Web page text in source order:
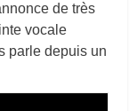
de très
vocale
parle depuis un